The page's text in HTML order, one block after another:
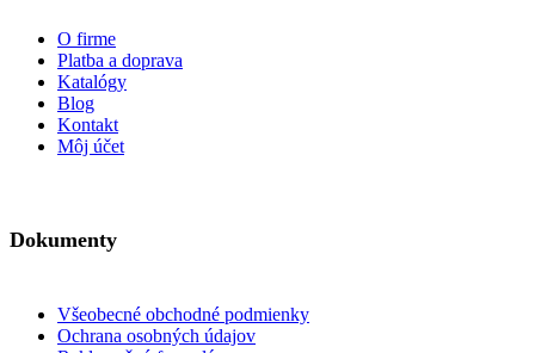
Oči
Shot
Svaly
Tehotenstvo a dojčenie
O firme
Platba a doprava
Katalógy
Blog
Kontakt
Môj účet
Dokumenty
Všeobecné obchodné podmienky
Ochrana osobných údajov